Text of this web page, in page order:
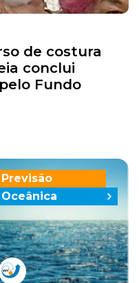
de costura
conclui
Fundo
Previsão
Oceânica